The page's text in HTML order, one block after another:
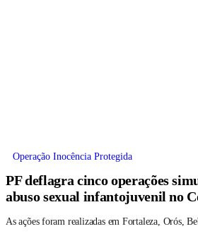
Operação Inocência Protegida
PF deflagra cinco operações
abuso sexual infantojuvenil no
As ações foram realizadas em Fortaleza, Orós,